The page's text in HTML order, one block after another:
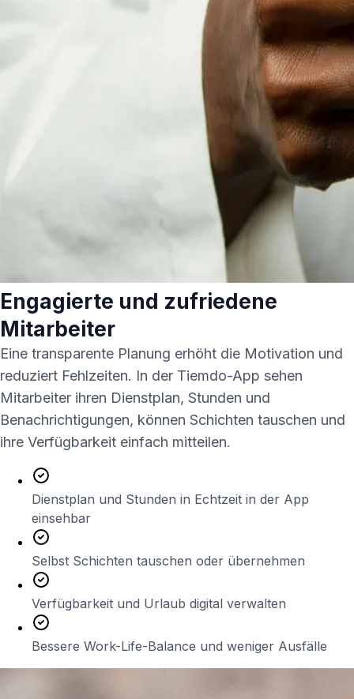
Engagierte und zufriedene
Mitarbeiter
Eine transparente Planung erhöht die Motivation und
reduziert Fehlzeiten. In der Tiemdo-App sehen
Mitarbeiter ihren Dienstplan, Stunden und
Benachrichtigungen, können Schichten tauschen und
ihre Verfügbarkeit einfach mitteilen.
Dienstplan und Stunden in Echtzeit in der App
einsehbar
Selbst Schichten tauschen oder übernehmen
Verfügbarkeit und Urlaub digital verwalten
Bessere Work-Life-Balance und weniger Ausfälle